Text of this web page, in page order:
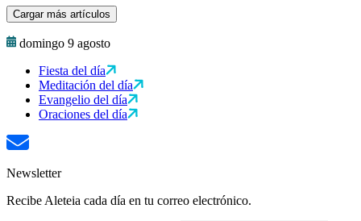
Cargar más artículos
domingo 9 agosto
Fiesta del día
Meditación del día
Evangelio del día
Oraciones del día
Newsletter
Recibe Aleteia cada día en tu correo electrónico.